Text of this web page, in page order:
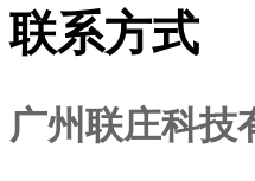
联系方式
广州联庄科技